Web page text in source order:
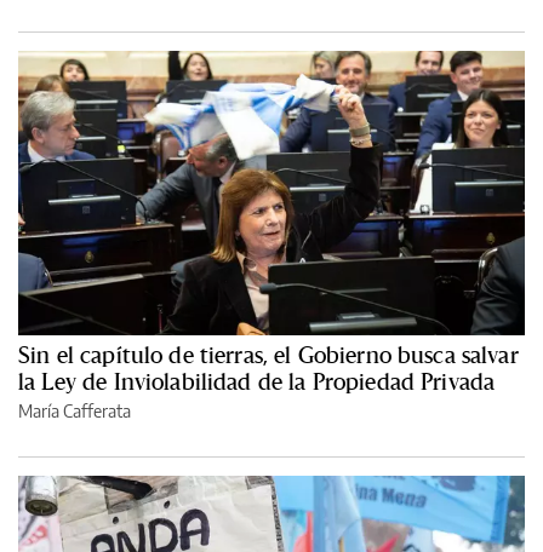
Sin el capítulo de tierras, el Gobierno busca salvar
la Ley de Inviolabilidad de la Propiedad Privada
María Cafferata